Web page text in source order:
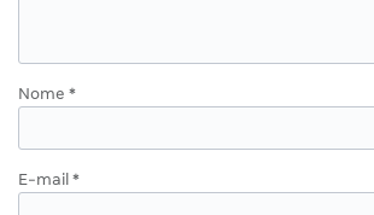
Nome *
E-mail *